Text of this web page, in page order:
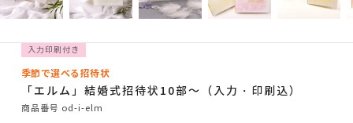
入力印刷付き
季節で選べる招待状
「エルム」結婚式招待状10部～（入力・印刷込）
商品番号 od-i-elm